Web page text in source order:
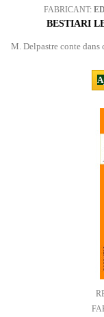
FABRICANT:
BESTIARI
M. Delpastre conte dans